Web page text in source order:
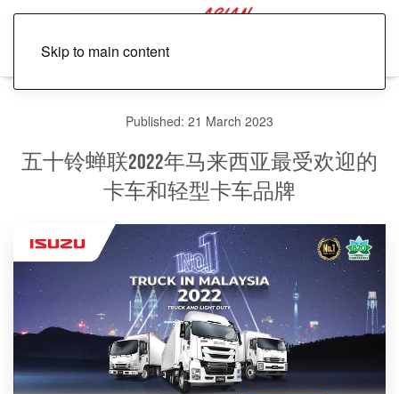
Skip to main content
Published: 21 March 2023
五十铃蝉联2022年马来西亚最受欢迎的
卡车和轻型卡车品牌